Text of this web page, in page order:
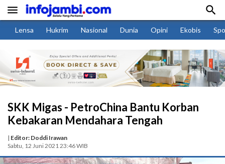
 
Lensa Hukrim Nasional Dunia Opini Ekobis
SKK Migas - PetroChina Bantu Korban
Kebakaran Mendahara Tengah
| Editor: Doddi Irawan
Sabtu, 12 Juni 2021 23:46 WIB